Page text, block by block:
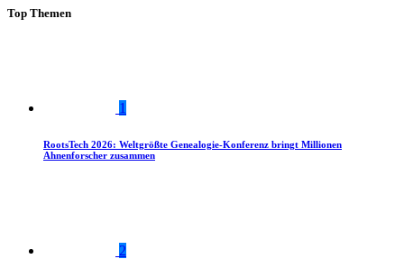
Top Themen
1
RootsTech 2026: Weltgrößte Genealogie-Konferenz bringt Millionen
Ahnenforscher zusammen
2